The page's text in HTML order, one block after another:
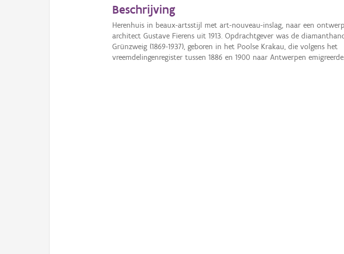
Beschrijving
Herenhuis in beaux-artsstijl met art-nouveau-inslag, naar een
architect Gustave Fierens uit 1913. Opdrachtgever was de
Grünzweig (1869-1937), geboren in het Poolse Krakau, die volgens het
vreemdelingenregister tussen 1886 en 1900 naar Antwerpen